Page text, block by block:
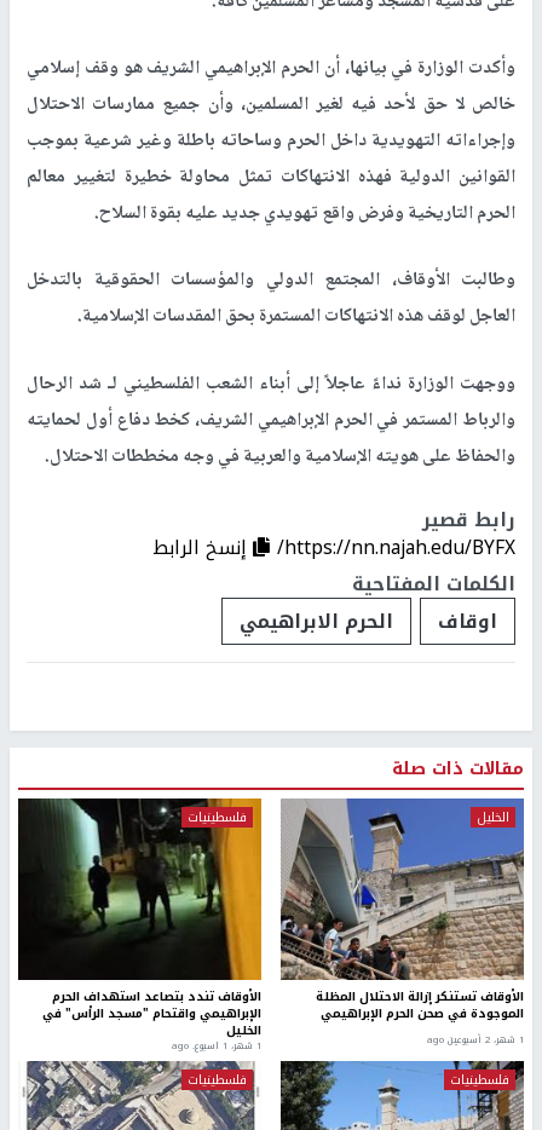
وأكدت الوزارة في بيانها، أن الحرم الإبراهيمي الشريف هو وقف إسلامي
خالص لا حق لأحد فيه لغير المسلمين، وأن جميع ممارسات الاحتلال
وإجراءاته التهويدية داخل الحرم وساحاته باطلة وغير شرعية بموجب
القوانين الدولية فهذه الانتهاكات تمثل محاولة خطيرة لتغيير معالم
الحرم التاريخية وفرض واقع تهويدي جديد عليه بقوة السلاح.
وطالبت الأوقاف، المجتمع الدولي والمؤسسات الحقوقية بالتدخل
العاجل لوقف هذه الانتهاكات المستمرة بحق المقدسات الإسلامية.
ووجهت الوزارة نداءً عاجلاً إلى أبناء الشعب الفلسطيني لـ شد الرحال
والرباط المستمر في الحرم الإبراهيمي الشريف، كخط دفاع أول لحمايته
والحفاظ على هويته الإسلامية والعربية في وجه مخططات الاحتلال.
رابط قصير
https://nn.najah.edu/BYFX/
إنسخ الرابط
الكلمات المفتاحية
اوقاف
الحرم الابراهيمي
مقالات ذات صلة
الخليل
الأوقاف تستنكر إزالة الاحتلال المظلة
الموجودة في صحن الحرم الإبراهيمي
1 شهر، 2 أسبوعين ago
فلسطينيات
الأوقاف تندد بتصاعد استهداف الحرم
الإبراهيمي واقتحام "مسجد الرأس" في
الخليل
1 شهر، 1 اسبوع. ago
فلسطينيات فلسطينيات